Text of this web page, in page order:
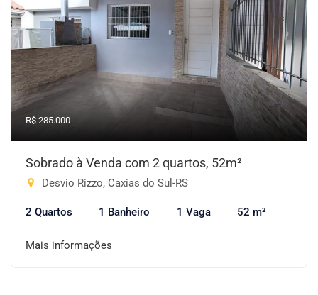
R$ 285.000
Sobrado à Venda com 2 quartos, 52m²
Desvio Rizzo, Caxias do Sul-RS
2 Quartos 1 Banheiro 1 Vaga 52 m²
Mais informações